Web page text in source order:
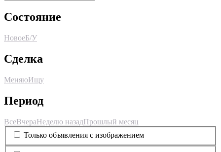
Состояние
НовоеБ/У
Сделка
МеняюИщу
Период
ВсеВчераНеделю назадПрошлый месяц
Только объявления с изображением